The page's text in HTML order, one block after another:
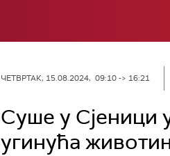
ЧЕТВРТАК, 15.08.2024, 09:10 -> 16:21
Суше у Сјеници
угинућа